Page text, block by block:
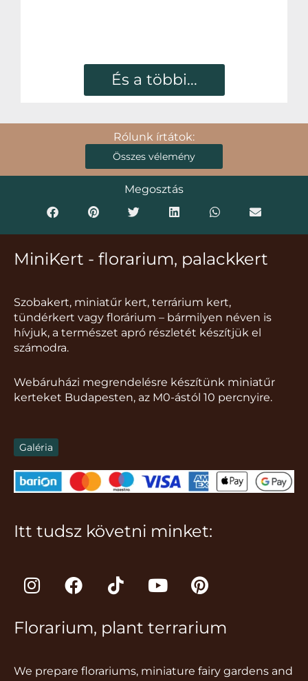
És a többi...
Rólunk írtátok:
Összes vélemény
Megosztás
MiniKert - florarium, palackkert
Szobakert, miniatűr kert, terrárium kert,
tündérkert vagy florárium – bármilyen néven is
hívjuk, a természet apró részletét készítjük el
számodra.
Webáruházi megrendelésre készítünk miniatűr
kerteket Budapesten, az M0-ástól 10 percnyire.
Galéria
Itt tudsz követni minket:
I
n
t
g
F
a
e
o
T
i
t
k
Y
o
t
b
P
i
t
r
Florarium, plant terrarium
We prepare florariums, miniature fairy gardens and